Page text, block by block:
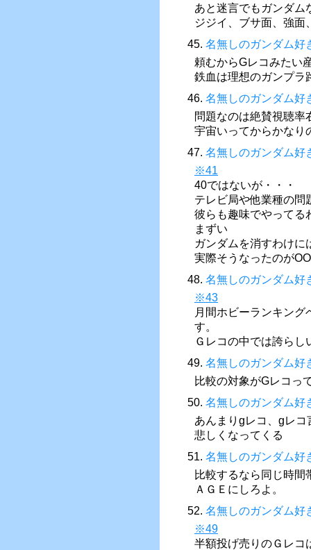
あと迷言でもガンダム
ジジイ、ブサ面、強面
45. 名無しのガンダム好
頼むからGレコみたい
鉄血は理想のガンプラ
46. 名無しのガンダム好
問題なのは絶賛視聴率
宇宙いってからかなり
47. 名無しのガンダム好
※41
40ではないが・・・
テレビ局や他業種の問
彼らも趣味でやってる
まずい
ガンダムを消すわけに
実際そうなったのが
48. 名無しのガンダム好
※43
月間ホビーランキン
す。
Ｇレコの中では誇らし
49. 名無しのガンダム好
比較の対象がGレコっ
50. 名無しのガンダム好
あんまりgレコ、gレコ
悲しくなってくる
51. 名無しのガンダム好
比較するなら同じ時間
ＡＧＥにしろよ。
52. 名無しのガンダム好
※49
半額投げ売りのＧレコ